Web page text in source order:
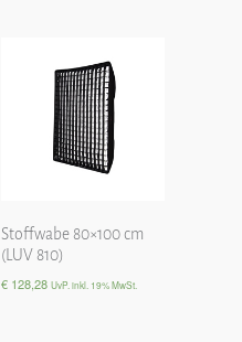
Stoffwabe 80×100 cm
(LUV 810)
€ 128,28 UvP. inkl. 19% MwSt.